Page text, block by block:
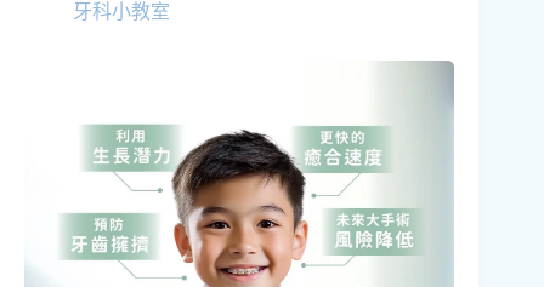
牙科小教室